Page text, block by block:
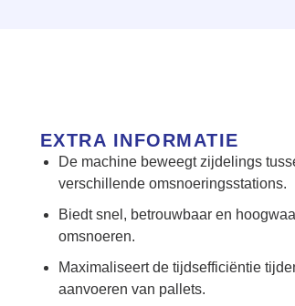
EXTRA INFORMATIE
De machine beweegt zijdelings
verschillende omsnoeringsstations.
Biedt snel, betrouwbaar en
omsnoeren.
Maximaliseert de tijdsefficiëntie
aanvoeren van pallets.